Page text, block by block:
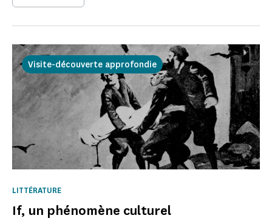
Visite-découverte approfondie
If, un phénomène culturel
LITTÉRATURE